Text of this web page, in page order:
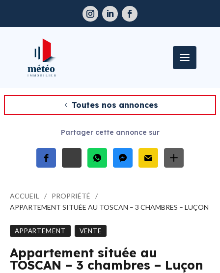
Toutes nos annonces
Partager cette annonce sur
ACCUEIL
PROPRIÉTÉ
APPARTEMENT SITUÉE AU TOSCAN – 3 CHAMBRES – LUÇON
APPARTEMENT VENTE
Appartement située au
TOSCAN – 3 chambres – Luçon